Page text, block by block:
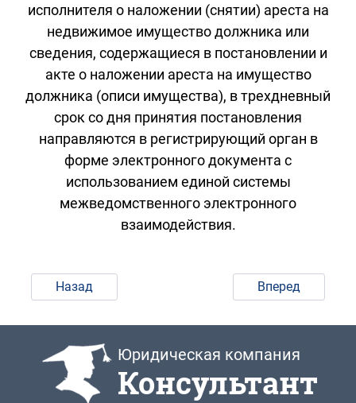
исполнителя о наложении (снятии) ареста на
недвижимое имущество должника или
сведения, содержащиеся в постановлении и
акте о наложении ареста на имущество
должника (описи имущества), в трехдневный
срок со дня принятия постановления
направляются в регистрирующий орган в
форме электронного документа с
использованием единой системы
межведомственного электронного
взаимодействия.
Назад Вперед
Юридическая компания
Консультант